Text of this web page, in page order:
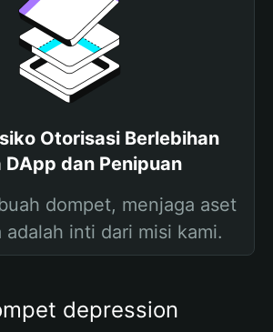
Otorisasi Berlebihan
DApp dan Penipuan
dompet, menjaga aset
adalah inti dari misi kami.
depression